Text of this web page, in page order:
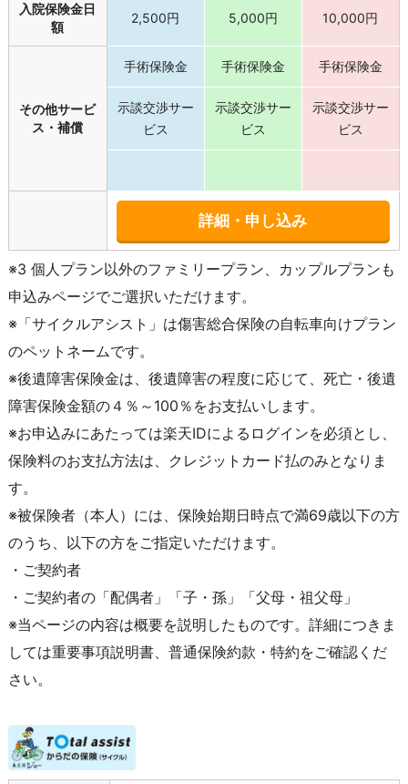
入院保険金日
額
2,500円 5,000円 10,000円
その他サービ
ス・補償
手術保険金 手術保険金 手術保険金
示談交渉サー
ビス
示談交渉サー
ビス
示談交渉サー
ビス
詳細・申し込み
※3 個人プラン以外のファミリープラン、カップルプランも
申込みページでご選択いただけます。
※「サイクルアシスト」は傷害総合保険の自転車向けプラン
のペットネームです。
※後遺障害保険金は、後遺障害の程度に応じて、死亡・後遺
障害保険金額の４％～100％をお支払いします。
※お申込みにあたっては楽天IDによるログインを必須とし、
保険料のお支払方法は、クレジットカード払のみとなりま
す。
※被保険者（本人）には、保険始期日時点で満69歳以下の方
のうち、以下の方をご指定いただけます。
・ご契約者
・ご契約者の「配偶者」「子・孫」「父母・祖父母」
※当ページの内容は概要を説明したものです。詳細につきま
しては重要事項説明書、普通保険約款・特約をご確認くだ
さい。